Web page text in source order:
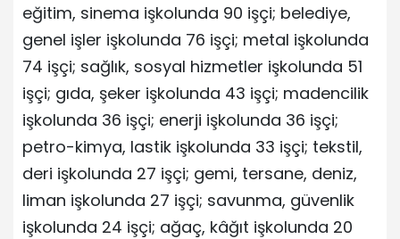
eğitim, sinema işkolunda 90 işçi; belediye,
genel işler işkolunda 76 işçi; metal işkolunda
74 işçi; sağlık, sosyal hizmetler işkolunda 51
işçi; gıda, şeker işkolunda 43 işçi; madencilik
işkolunda 36 işçi; enerji işkolunda 36 işçi;
petro-kimya, lastik işkolunda 33 işçi; tekstil,
deri işkolunda 27 işçi; gemi, tersane, deniz,
liman işkolunda 27 işçi; savunma, güvenlik
işkolunda 24 işçi; ağaç, kâğıt işkolunda 20